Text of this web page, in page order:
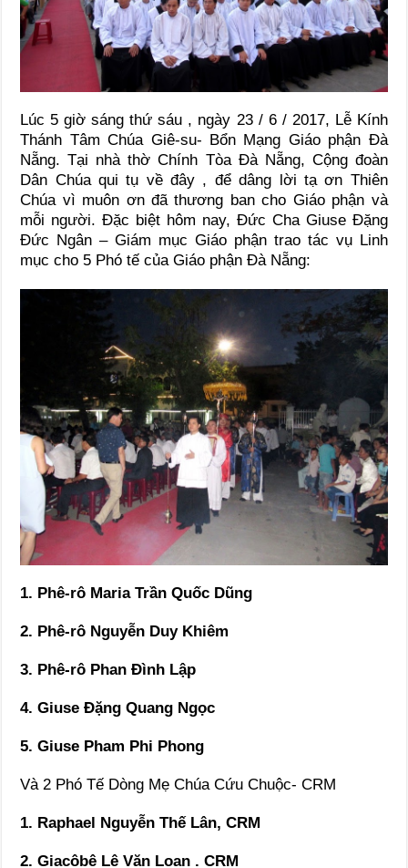
Lúc 5 giờ sáng thứ sáu , ngày 23 / 6 / 2017, Lễ Kính
Thánh Tâm Chúa Giê-su- Bổn Mạng Giáo phận Đà
Nẵng. Tại nhà thờ Chính Tòa Đà Nẵng, Cộng đoàn
Dân Chúa qui tụ về đây , để dâng lời tạ ơn Thiên
Chúa vì muôn ơn đã thương ban cho Giáo phận và
mỗi người. Đặc biệt hôm nay, Đức Cha Giuse Đặng
Đức Ngân – Giám mục Giáo phận trao tác vụ Linh
mục cho 5 Phó tế của Giáo phận Đà Nẵng:
1. Phê-rô Maria Trần Quốc Dũng
2. Phê-rô Nguyễn Duy Khiêm
3. Phê-rô Phan Đình Lập
4. Giuse Đặng Quang Ngọc
5. Giuse Pham Phi Phong
Và 2 Phó Tế Dòng Mẹ Chúa Cứu Chuộc- CRM
1. Raphael Nguyễn Thế Lân, CRM
2. Giacôbê Lê Văn Loan . CRM